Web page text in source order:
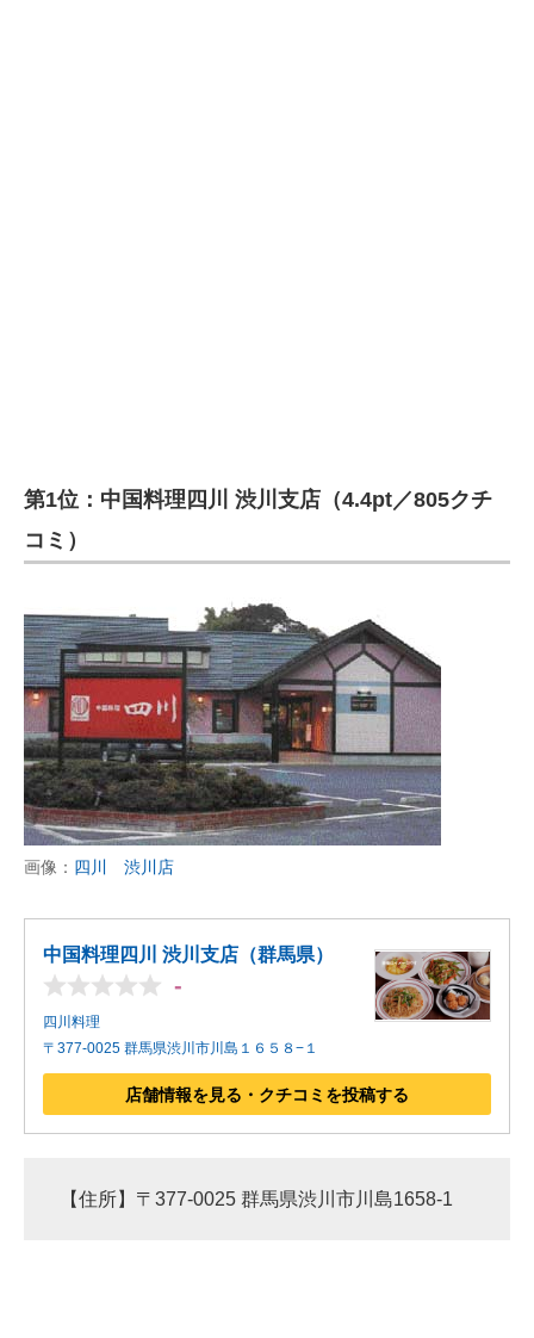
第1位：中国料理四川 渋川支店（4.4pt／805クチ
コミ）
画像： 四川 渋川店
中国料理四川 渋川支店（群馬県）
-
四川料理
〒377-0025 群馬県渋川市川島１６５８−１
店舗情報を見る・クチコミを投稿する
【住所】〒377-0025 群馬県渋川市川島1658-1